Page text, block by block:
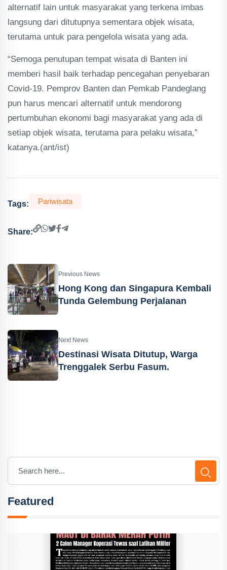
alternatif lain untuk masyarakat yang terkena imbas
langsung dari ditutupnya sementara objek wisata,
terutama untuk para pengelola wisata yang ada.
“Semoga penutupan tempat wisata di Banten ini
memberi hasil baik terhadap pencegahan penyebaran
Covid-19. Pemprov Banten dan Pemkab Pandeglang
pun harus mencari alternatif untuk mendorong
pertumbuhan ekonomi bagi masyarakat yang ada di
setiap objek wisata, terutama para pelaku wisata,”
katanya.(ant/ist)
Tags: Pariwisata
Share:
Previous News
Hong Kong dan Singapura Kembali
Tunda Gelembung Perjalanan
Next News
Destinasi Wisata Ditutup, Warga
Trenggalek Serbu Fasum.
Featured